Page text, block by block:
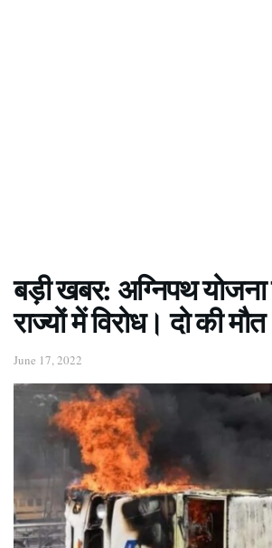
बड़ी खबर: अग्निपथ
राज्यों में विरोध। दो की मौत
June 17, 2022